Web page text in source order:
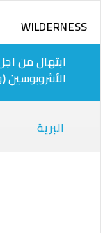
WILDERNESS
ابتهال من
الأنثروبوسين
البرية